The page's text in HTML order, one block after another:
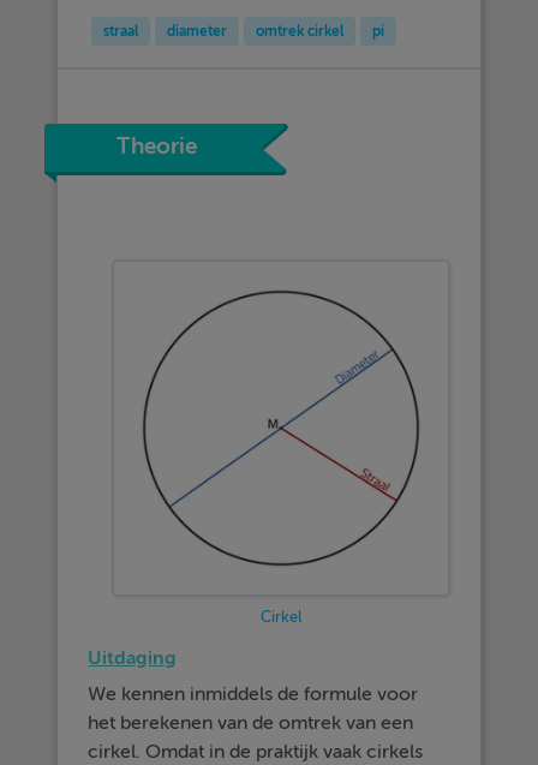
straal diameter omtrek cirkel pi
Theorie
Cirkel
Uitdaging
We kennen inmiddels de formule voor
het berekenen van de omtrek van een
cirkel. Omdat in de praktijk vaak cirkels